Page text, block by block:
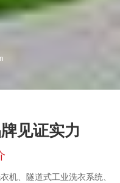
见证实力
机、隧道式工业洗衣系统、